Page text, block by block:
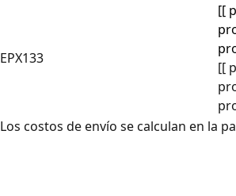
EPX133
[[
[[
Los costos de envío se calculan en la